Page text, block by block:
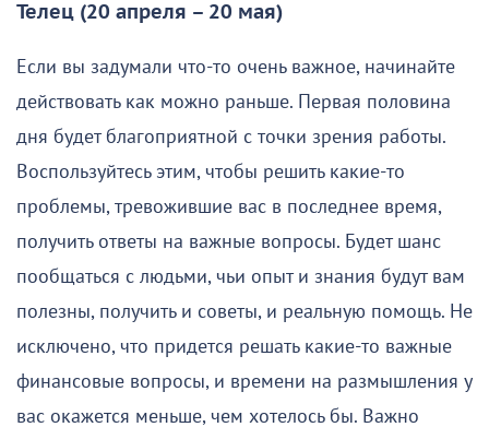
Телец (20 апреля – 20 мая)
Если вы задумали что-то очень важное, начинайте
действовать как можно раньше. Первая половина
дня будет благоприятной с точки зрения работы.
Воспользуйтесь этим, чтобы решить какие-то
проблемы, тревожившие вас в последнее время,
получить ответы на важные вопросы. Будет шанс
пообщаться с людьми, чьи опыт и знания будут вам
полезны, получить и советы, и реальную помощь. Не
исключено, что придется решать какие-то важные
финансовые вопросы, и времени на размышления у
вас окажется меньше, чем хотелось бы. Важно